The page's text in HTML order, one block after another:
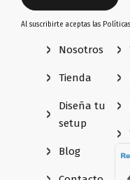
Nosotros
Tienda
Diseña tu
setup
Blog
Al suscribirte aceptas las